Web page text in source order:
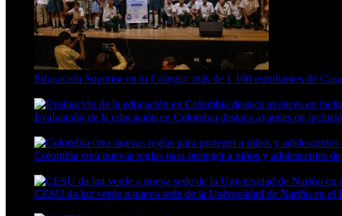
Educación Superior en tu Colegio: más de 1.100 estudiantes de
Evaluación de la educación en Colombia destaca avances en
Colombia crea nuevas reglas para proteger a niños y adolescentes
CESU da luz verde a nueva sede de la Universidad de Nariño en